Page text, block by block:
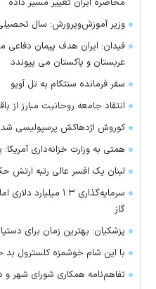
محاصره ایران تغییر مسیر داده
وزیر آموزش‌وپرورش: سال
فیدان: ایران هدف پیمان
عربستان و پاکستان می پیوندد
سفر فرمانده سنتکام به تل آویو
انتقاد جامعه روحانیت مبارز از
کوروش اژدهاکش پرسپولیسی شد
همتی به وزارت خزانه‌داری
لبنان یک افسر عالی رتبه ارتش
سرمایه‌گذاری ۱.۳
گاز
پزشکیان: بهترین زمان برای
با این شام خوشمزه کلسترول بد
تفاهم‌نامه همکاری شورای شهر و